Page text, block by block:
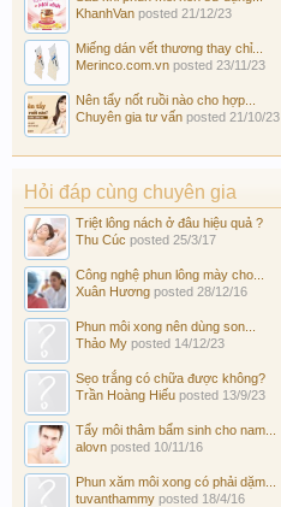
KhanhVan posted 21/12/23
Miếng dán vết thương thay chỉ...
Merinco.com.vn posted 23/11/23
Nên tẩy nốt ruồi nào cho hợp...
Chuyên gia tư vấn posted 21/10/23
Hỏi đáp cùng chuyên gia
Triệt lông nách ở đâu hiệu quả ?
Thu Cúc posted 25/3/17
Công nghệ phun lông mày cho...
Xuân Hương posted 28/12/16
Phun môi xong nên dùng son...
Thảo My posted 14/12/23
Sẹo trắng có chữa được không?
Trần Hoàng Hiếu posted 13/9/23
Tẩy môi thâm bẩm sinh cho nam...
alovn posted 10/11/16
Phun xăm môi xong có phải dặm...
tuvanthammy posted 18/4/16